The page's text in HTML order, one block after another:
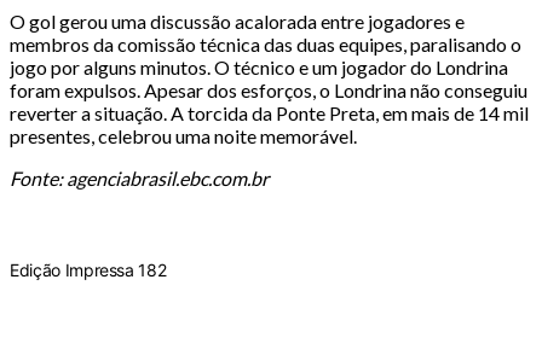
O gol gerou uma discussão acalorada entre jogadores e
membros da comissão técnica das duas equipes, paralisando o
jogo por alguns minutos. O técnico e um jogador do Londrina
foram expulsos. Apesar dos esforços, o Londrina não conseguiu
reverter a situação. A torcida da Ponte Preta, em mais de 14 mil
presentes, celebrou uma noite memorável.
Fonte: agenciabrasil.ebc.com.br
Edição Impressa 182